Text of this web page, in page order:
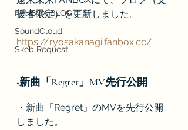
FANBOX BLOG
SoundCloud
Skeb Request
援者限定）を更新しました。
https://ryosakanagi.fanbox.cc/
◆新曲「Regret」MV先行公開
・新曲「Regret」のMVを先行公開
しました。